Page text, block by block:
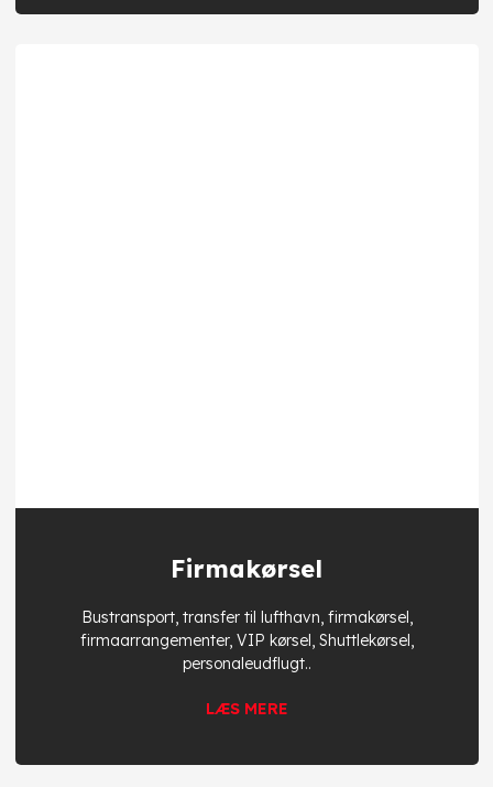
Firmakørsel
​Bustransport, transfer til lufthavn, firmakørsel,
firmaarrangementer, VIP kørsel, Shuttlekørsel,
personaleudflugt..
​LÆS MERE